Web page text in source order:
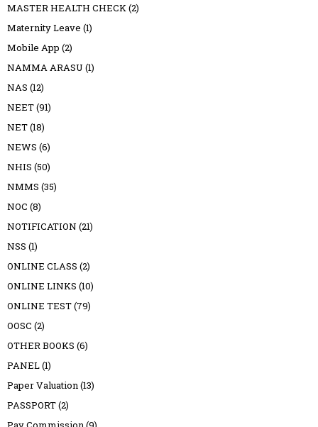
MASTER HEALTH CHECK(2)
Maternity Leave (1)
Mobile App (2)
NAMMA ARASU (1)
NAS (12)
NEET(91)
NET(18)
NEWS (6)
NHIS (50)
NMMS (35)
NOC (8)
NOTIFICATION (21)
NSS (1)
ONLINE CLASS (2)
ONLINE LINKS (10)
ONLINE TEST(79)
OOSC (2)
OTHER BOOKS (6)
PANEL(1)
Paper Valuation(13)
PASSPORT(2)